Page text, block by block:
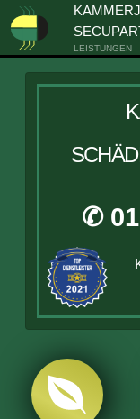
LEISTUNGEN
✆